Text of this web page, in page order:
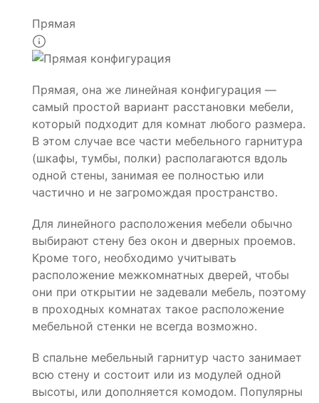
Прямая
Прямая, она же линейная конфигурация —
самый простой вариант расстановки мебели,
который подходит для комнат любого размера.
В этом случае все части мебельного гарнитура
(шкафы, тумбы, полки) располагаются вдоль
одной стены, занимая ее полностью или
частично и не загромождая пространство.
Для линейного расположения мебели обычно
выбирают стену без окон и дверных проемов.
Кроме того, необходимо учитывать
расположение межкомнатных дверей, чтобы
они при открытии не задевали мебель, поэтому
в проходных комнатах такое расположение
мебельной стенки не всегда возможно.
В спальне мебельный гарнитур часто занимает
всю стену и состоит или из модулей одной
высоты, или дополняется комодом. Популярны